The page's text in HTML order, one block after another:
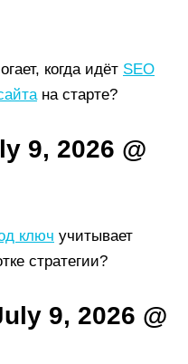
когда идёт SEO
на старте?
9, 2026 @
ключ учитывает
стратегии?
9, 2026 @